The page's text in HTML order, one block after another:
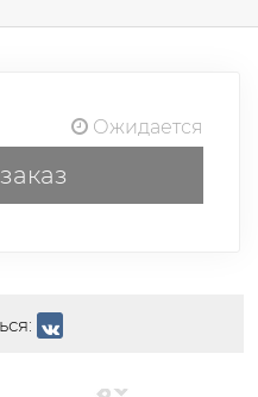
Ожидается